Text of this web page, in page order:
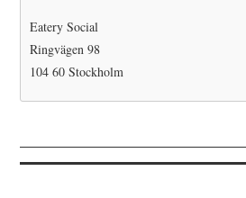
Eatery Social
Ringvägen 98
104 60 Stockholm